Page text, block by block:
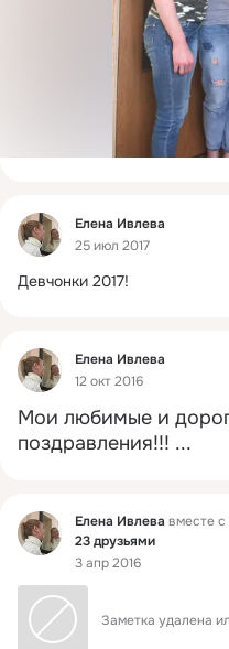
Фид
Елена Ивлева
25 июл 2017
Девчонки 2017!
Фид
Елена Ивлева
12 окт 2016
Мои любимые и
поздравления!!! ...
Фид Елена Ивлева вместе с
23 друзьями
3 апр 2016
Заметка удалена